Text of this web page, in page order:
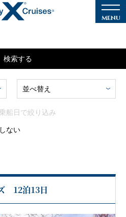
メルマガ登録
検索する
並べ替え
船日で絞り込み
ない
12泊13日